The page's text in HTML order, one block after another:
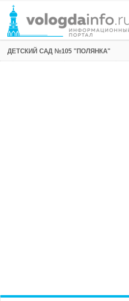
ДЕТСКИЙ САД №105 "ПОЛЯНКА"